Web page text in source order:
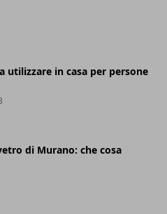
utilizzare in casa per persone
di Murano: che cosa